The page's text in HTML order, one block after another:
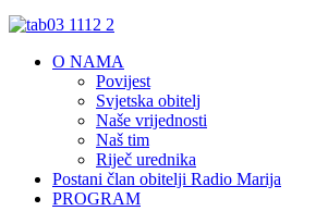
O NAMA
Povijest
Svjetska obitelj
Naše vrijednosti
Naš tim
Riječ urednika
Postani član obitelji Radio Marija
PROGRAM